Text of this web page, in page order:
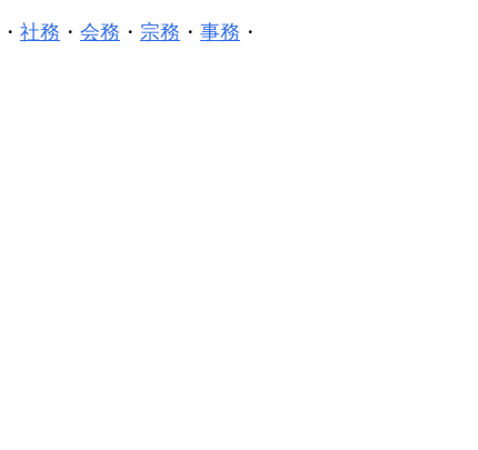
・ 社務 ・ 会務 ・ 宗務 ・ 事務 ・